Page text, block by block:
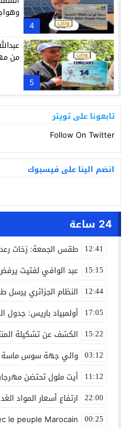
4
5
من
تابعونا على تويتر
Follow On Twitter
انضم الينا على فيسبوك
24 ساعة
12:41 طقس الجمعة: زخات
15:15 عبد الوافي لفتيت يرفض
12:44 النظام الجزائري يرسل
17:05 أولمبياد باريس: جدول
15:22 الكشف عن تشكيلة
03:12 والي جهة سوس ماسة
11:12 أيت ملول تحتضن مهرجان
22:00 ارتفاع أسعار المواد
00:25
le peuple Marocain